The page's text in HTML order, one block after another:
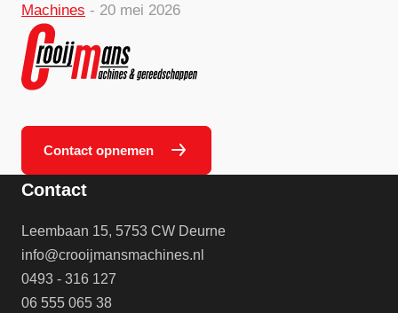
Machines - 20 mei 2026
Contact opnemen
Contact
Leembaan 15, 5753 CW Deurne
info@crooijmansmachines.nl
0493 - 316 127
06 555 065 38